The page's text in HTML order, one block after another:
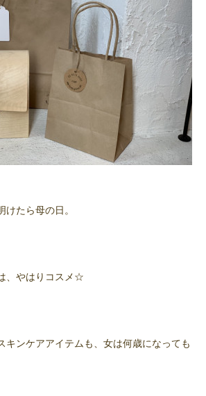
たら母の日。
、やはりコスメ☆
キンケアアイテムも、女は何歳になっても